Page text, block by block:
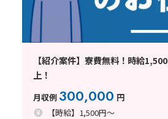
【紹介案件】寮費無料！時給
上！
月収例 300,000 円
【時給】1,500円～